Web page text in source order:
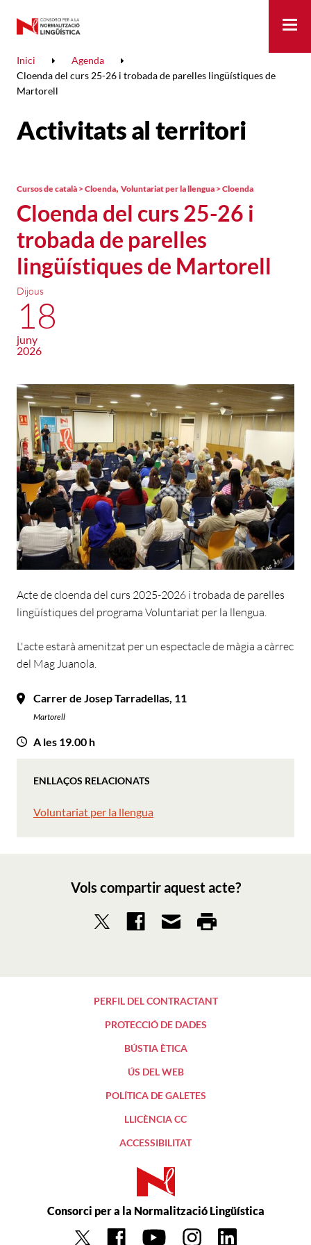
Inici
Agenda
Cloenda del curs 25-26 i trobada de parelles lingüístiques de
Martorell
Activitats al territori
Cloenda del curs 25-26 i
trobada de parelles
lingüístiques de Martorell
Cursos de català > Cloenda, Voluntariat per la llengua > Cloenda
Dijous
18
juny
2026
Acte de cloenda del curs 2025-2026 i trobada de parelles
lingüístiques del programa Voluntariat per la llengua.
L'acte estarà amenitzat per un espectacle de màgia a càrrec
del Mag Juanola.
Carrer de Josep Tarradellas, 11
Martorell
A les 19.00 h
ENLLAÇOS RELACIONATS
Voluntariat per la llengua
Vols compartir aquest acte?
PERFIL DEL CONTRACTANT
PROTECCIÓ DE DADES
BÚSTIA ÈTICA
ÚS DEL WEB
POLÍTICA DE GALETES
LLICÈNCIA CC
ACCESSIBILITAT
Consorci per a la Normalització Lingüística